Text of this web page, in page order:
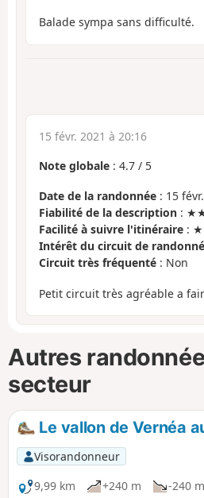
Balade sympa sans difficulté.
15 févr. 2021 à 20:16
Note globale : 4.7 / 5
Date de la randonnée : 15
Fiabilité de la description :
Facilité à suivre l'itinéraire :
Intérêt du circuit de
Circuit très fréquenté : Non
Petit circuit très agréable a
Autres
secteur
Le vallon de Vernéa
Visorandonneur
9,99 km
+240 m -240 m